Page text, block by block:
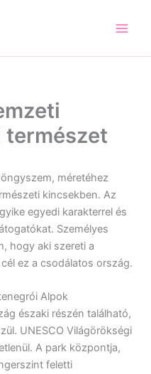
természet
méretéhez
kincsekben. Az
egyedi karakterrel és
Személyes
hogy aki szereti a
ez a csodálatos ország.
Alpok
északi részén található,
UNESCO Világörökségi
A park központja,
feletti